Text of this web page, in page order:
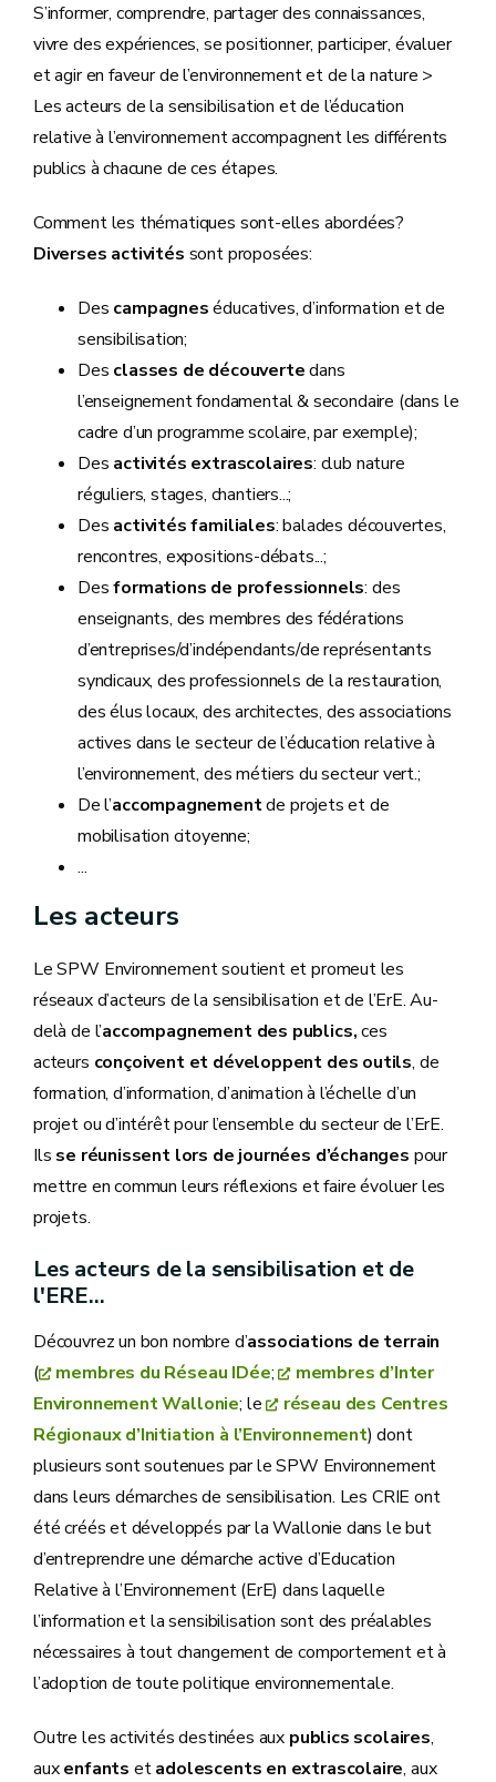
S’informer, comprendre, partager des connaissances,
vivre des expériences, se positionner, participer, évaluer
et agir en faveur de l’environnement et de la nature >
Les acteurs de la sensibilisation et de l’éducation
relative à l’environnement accompagnent les différents
publics à chacune de ces étapes.
Comment les thématiques sont-elles abordées?
Diverses activités sont proposées:
Des campagneséducatives, d’information et de
sensibilisation;
Des classes de découvertedans
l’enseignement fondamental & secondaire (dans le
cadre d’un programme scolaire, par exemple);
Des activités extrascolaires: club nature
réguliers, stages, chantiers...;
Des activités familiales: balades découvertes,
rencontres, expositions-débats...;
Desformations de professionnels: des
enseignants, des membres des fédérations
d’entreprises/d’indépendants/de représentants
syndicaux, des professionnels de la restauration,
des élus locaux, des architectes, des associations
actives dans le secteur de l’éducation relative à
l’environnement, des métiers du secteur vert.;
De l’accompagnementde projets et de
mobilisation citoyenne;
...
Les acteurs
Le SPW Environnement soutient et promeut les
réseaux d’acteurs de la sensibilisation et de l’ErE. Au-
delà de l’accompagnement des publics,ces
acteurs conçoivent et développent des outils, de
formation, d’information, d’animation à l’échelle d’un
projet ou d’intérêt pour l’ensemble du secteur de l’ErE.
Ils se réunissent lors de journées d’échanges pour
mettre en commun leurs réflexions et faire évoluer les
projets.
Les acteurs de la sensibilisation et de
l'ERE...
Découvrez un bon nombre d’associations de terrain
(
membres du Réseau IDée;
membres d’Inter
Environnement Wallonie; le
réseau des Centres
Régionaux d’Initiation à l’Environnement) dont
plusieurs sont soutenues par le SPW Environnement
dans leurs démarches de sensibilisation. Les CRIE ont
été créés et développés par la Wallonie dans le but
d’entreprendre une démarche active d’Education
Relative à l’Environnement (ErE) dans laquelle
l’information et la sensibilisation sont des préalables
nécessaires à tout changement de comportement et à
l’adoption de toute politique environnementale.
Outre les activités destinées aux publics scolaires,
auxenfants etadolescents en extrascolaire, aux